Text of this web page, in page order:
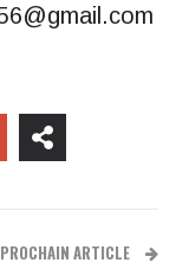
PROCHAIN ARTICLE